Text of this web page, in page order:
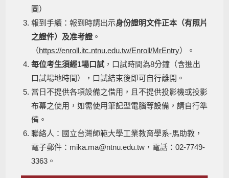
圖）
報到手續：報到時請出示身份證明文件正本（有照片
之證件）及准考證。
（https://enroll.itc.ntnu.edu.tw/Enroll/MrEntry）。
每位考生須經1場口試 ，口試時間為8分鐘（含進出
口試場地時間），口試結束後即可自行離開。
當日不提供各項設備之借用，且不提供投影機或投影
布幕之使用，如需使用筆記型電腦等設備，請自行準
備。
聯絡人：國立台灣師範大學工業教育學系-馬助教，
電子郵件：mika.ma@ntnu.edu.tw，電話：02-7749-
3363。